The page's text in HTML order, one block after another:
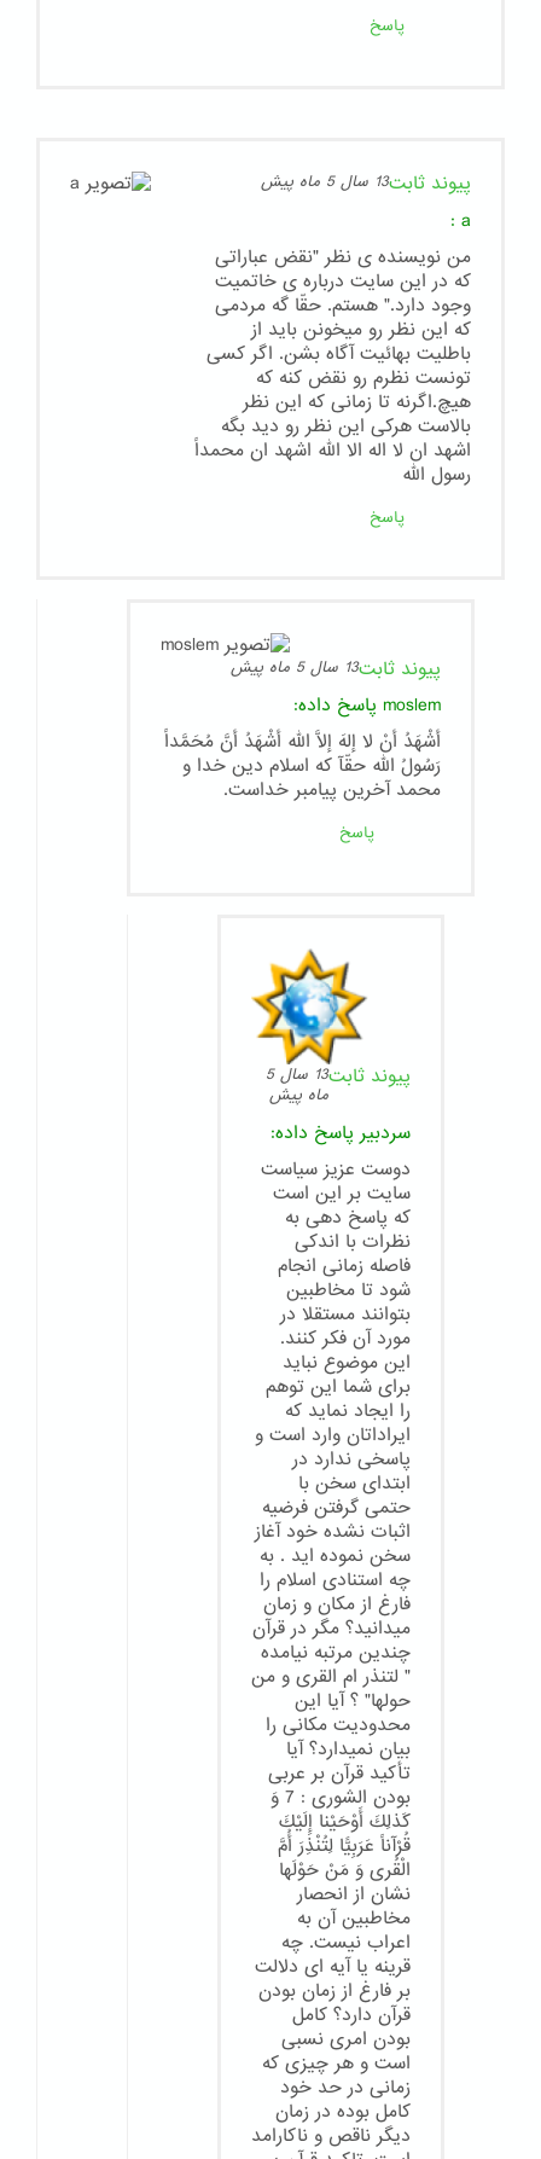
پاسخ
پیوند ثابت13 سال 5 ماه پیش
a
:
من نویسنده ی نظر "نقض عباراتی
که در این سایت درباره ی خاتمیت
وجود دارد." هستم. حقّا گه مردمی
که این نظر رو میخونن باید از
باطلیت بهائیت آگاه بشن. اگر کسی
تونست نظرم رو نقض کنه که
هیچ.اگرنه تا زمانی که این نظر
بالاست هرکی این نظر رو دید بگه
اشهد ان لا اله الا الله اشهد ان محمداً
رسول الله
پاسخ
پیوند ثابت13 سال 5 ماه پیش
moslem پاسخ داده:
أشْهَدُ أنْ لا إلهَ إلاَّ الله أشْهَدُ أنَّ مُحَمَّداً
رَسُولُ الله حقّآ که اسلام دین خدا و
محمد آخرین پیامبر خداست.
پاسخ
پیوند ثابت
13 سال 5
ماه پیش
سردبیر پاسخ داده:
دوست عزیز سیاست
سایت بر این است
که پاسخ دهی به
نظرات با اندکی
فاصله زمانی انجام
شود تا مخاطبین
بتوانند مستقلا در
مورد آن فکر کنند.
این موضوع نباید
برای شما این توهم
را ایجاد نماید که
ایراداتان وارد است و
پاسخی ندارد در
ابتدای سخن با
حتمی گرفتن فرضیه
اثبات نشده خود آغاز
سخن نموده اید . به
چه استنادی اسلام را
فارغ از مکان و زمان
میدانید؟ مگر در قرآن
چندین مرتبه نیامده
" لتنذر ام القری و من
حولها" ؟ آیا این
محدودیت مکانی را
بیان نمیدارد؟ آیا
تأکید قرآن بر عربی
بودن الشورى : 7 وَ
كَذلِكَ أَوْحَيْنا إِلَيْكَ
قُرْآناً عَرَبِيًّا لِتُنْذِرَ أُمَّ
الْقُرى‏ وَ مَنْ حَوْلَها
نشان از انحصار
مخاطبین آن به
اعراب نیست. چه
قرینه یا آیه ای دلالت
بر فارغ از زمان بودن
قرآن دارد؟ کامل
بودن امری نسبی
است و هر چیزی که
زمانی در حد خود
کامل بوده در زمان
دیگر ناقص و ناکارامد